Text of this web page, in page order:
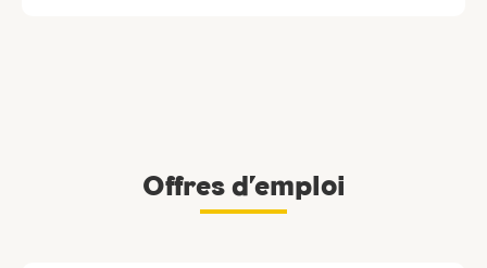
Offres d’emploi